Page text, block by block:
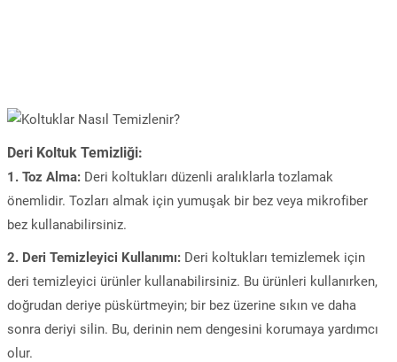
Deri Koltuk Temizliği:
1. Toz Alma: Deri koltukları düzenli aralıklarla tozlamak
önemlidir. Tozları almak için yumuşak bir bez veya mikrofiber
bez kullanabilirsiniz.
2. Deri Temizleyici Kullanımı: Deri koltukları temizlemek için
deri temizleyici ürünler kullanabilirsiniz. Bu ürünleri kullanırken,
doğrudan deriye püskürtmeyin; bir bez üzerine sıkın ve daha
sonra deriyi silin. Bu, derinin nem dengesini korumaya yardımcı
olur.